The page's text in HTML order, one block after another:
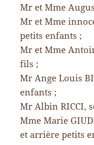
Mr et Mme
Mr et Mme
petits enfants ;
Mr et Mme
fils ;
Mr Ange Louis
enfants ;
Mr Albin RICCI,
Mme Marie
et arrière petits